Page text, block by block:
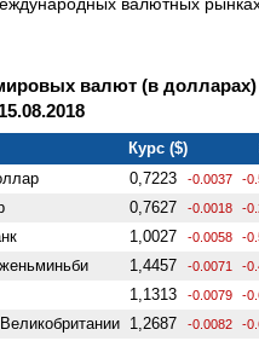
валют (в долларах)
Курс ($)
0,7223 -0.0037 -
0,7627 -0.0018 -
1,0027 -0.0058 -
1,4457 -0.0071 -
1,1313 -0.0079 -
1,2687 -0.0082 -